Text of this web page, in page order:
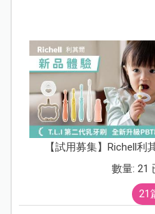
【試用募集】Richell利
數量: 21
21